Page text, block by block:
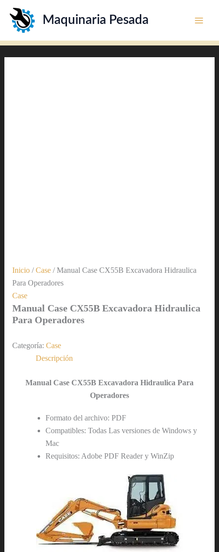
contenido
Maquinaria Pesada
Inicio/Case/ Manual Case CX55B Excavadora Hidraulica
Para Operadores
Case
Manual Case CX55B Excavadora Hidraulica
Para Operadores
Categoría: Case
Descripción
Manual Case CX55B Excavadora Hidraulica Para
Operadores
Formato del archivo: PDF
Compatibles: Todas Las versiones de Windows y
Mac
Requisitos: Adobe PDF Reader y WinZip